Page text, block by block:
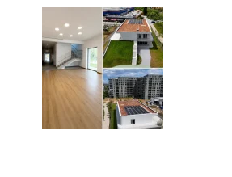
pentru copii